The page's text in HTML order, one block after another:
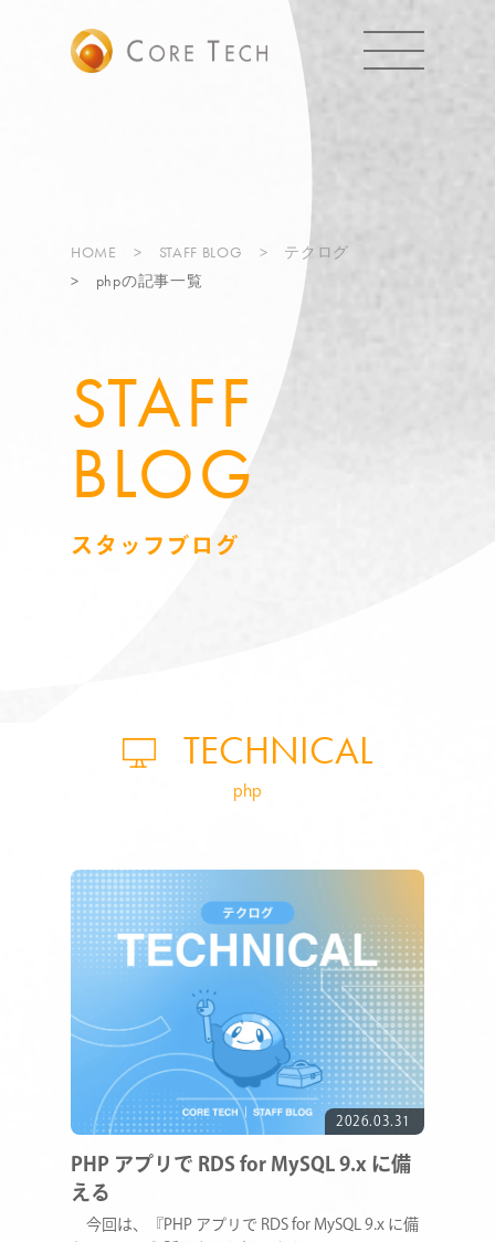
HOME STAFF BLOG
テクログ
phpの記事一覧
STAFF
BLOG
スタッフブログ
TECHNICAL
php
2026.03.31
PHP アプリで RDS for MySQL 9.x に備
える
今回は、『PHP アプリで RDS for MySQL 9.x に備